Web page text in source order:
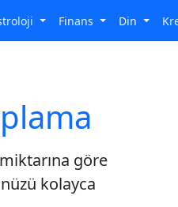
Finans Din
göre
kolayca